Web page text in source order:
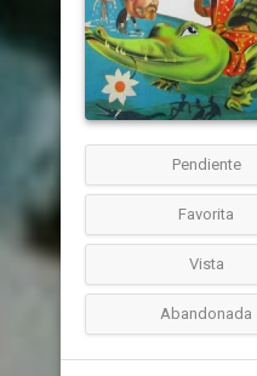
Pendiente
Favorita
Vista
Abandonada